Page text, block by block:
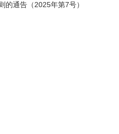
通告（2025年第7号）